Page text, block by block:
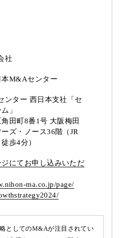
社
本M&Aセンター
ンター 西日本支社「セ
」
田町8番1号 大阪梅田
ズ・ノース36階（JR
歩4分）
にてお申し込みいただ
ma.co.jp/page/
としてのM&Aが注目されてい